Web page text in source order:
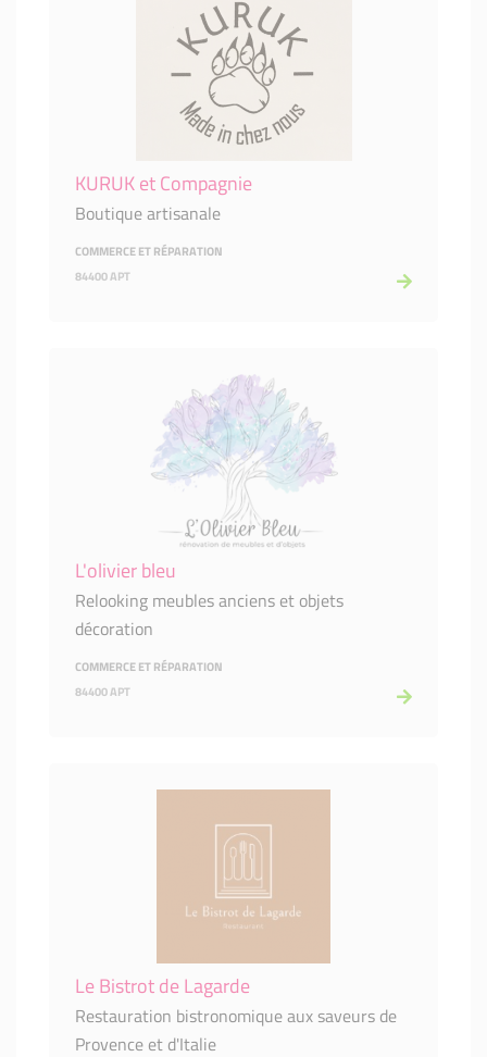
KURUK et Compagnie
Boutique artisanale
COMMERCE ET RÉPARATION
84400 APT
L'olivier bleu
Relooking meubles anciens et objets
décoration
COMMERCE ET RÉPARATION
84400 APT
Le Bistrot de Lagarde
Restauration bistronomique aux saveurs de
Provence et d'Italie